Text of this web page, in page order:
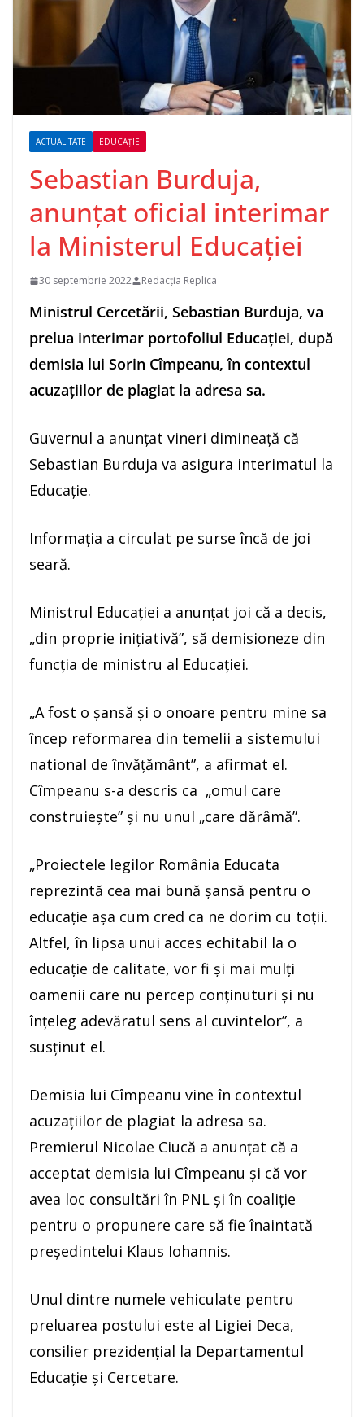
ACTUALITATE EDUCAȚIE
Sebastian Burduja,
anunţat oficial interimar
la Ministerul Educaţiei
30 septembrie 2022 Redacția Replica
Ministrul Cercetării, Sebastian Burduja, va
prelua interimar portofoliul Educaţiei, după
demisia lui Sorin Cîmpeanu, în contextul
acuzaţiilor de plagiat la adresa sa.
Guvernul a anunţat vineri dimineaţă că
Sebastian Burduja va asigura interimatul la
Educaţie.
Informaţia a circulat pe surse încă de joi
seară.
Ministrul Educaţiei a anunţat joi că a decis,
„din proprie iniţiativă”, să demisioneze din
funcţia de ministru al Educaţiei.
„A fost o şansă şi o onoare pentru mine sa
încep reformarea din temelii a sistemului
national de învăţământ”, a afirmat el.
Cîmpeanu s-a descris ca „omul care
construieşte” şi nu unul „care dărâmă”.
„Proiectele legilor România Educata
reprezintă cea mai bună şansă pentru o
educaţie aşa cum cred ca ne dorim cu toţii.
Altfel, în lipsa unui acces echitabil la o
educaţie de calitate, vor fi şi mai mulţi
oamenii care nu percep conţinuturi şi nu
înţeleg adevăratul sens al cuvintelor”, a
susţinut el.
Demisia lui Cîmpeanu vine în contextul
acuzaţiilor de plagiat la adresa sa.
Premierul Nicolae Ciucă a anunţat că a
acceptat demisia lui Cîmpeanu şi că vor
avea loc consultări în PNL şi în coaliţie
pentru o propunere care să fie înaintată
preşedintelui Klaus Iohannis.
Unul dintre numele vehiculate pentru
preluarea postului este al Ligiei Deca,
consilier prezidenţial la Departamentul
Educaţie şi Cercetare.